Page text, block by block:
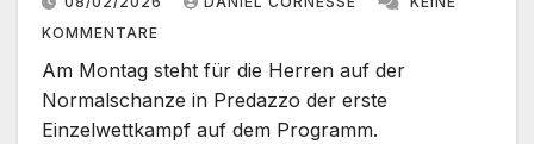
KOMMENTARE
Am Montag steht für die Herren auf der
Normalschanze in Predazzo der erste
Einzelwettkampf auf dem Programm.